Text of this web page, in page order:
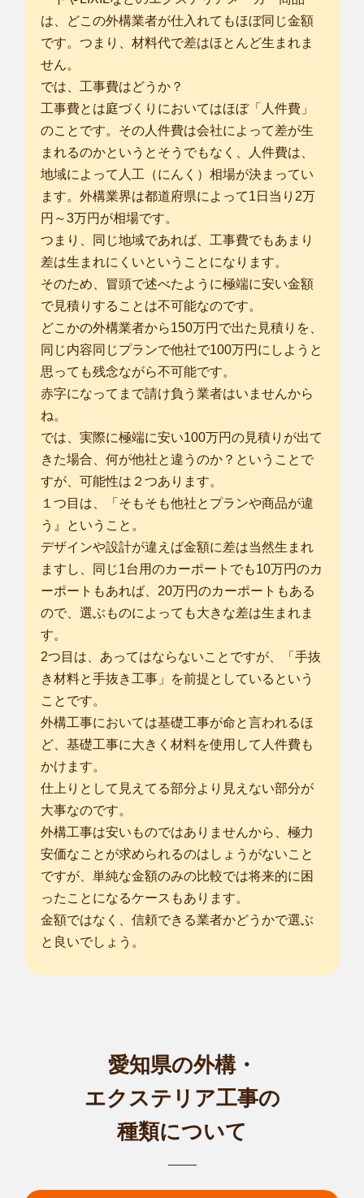
は、どこの外構業者が仕入れてもほぼ同じ金額
です。つまり、材料代で差はほとんど生まれま
せん。
では、工事費はどうか？
工事費とは庭づくりにおいてはほぼ「人件費」
のことです。その人件費は会社によって差が生
まれるのかというとそうでもなく、人件費は、
地域によって人工（にんく）相場が決まってい
ます。外構業界は都道府県によって1日当り2万
円～3万円が相場です。
つまり、同じ地域であれば、工事費でもあまり
差は生まれにくいということになります。
そのため、冒頭で述べたように極端に安い金額
で見積りすることは不可能なのです。
どこかの外構業者から150万円で出た見積りを、
同じ内容同じプランで他社で100万円にしようと
思っても残念ながら不可能です。
赤字になってまで請け負う業者はいませんから
ね。
では、実際に極端に安い100万円の見積りが出て
きた場合、何が他社と違うのか？ということで
すが、可能性は２つあります。
１つ目は、「そもそも他社とプランや商品が違
う』ということ。
デザインや設計が違えば金額に差は当然生まれ
ますし、同じ1台用のカーポートでも10万円のカ
ーポートもあれば、20万円のカーポートもある
ので、選ぶものによっても大きな差は生まれま
す。
2つ目は、あってはならないことですが、「手抜
き材料と手抜き工事」を前提としているという
ことです。
外構工事においては基礎工事が命と言われるほ
ど、基礎工事に大きく材料を使用して人件費も
かけます。
仕上りとして見えてる部分より見えない部分が
大事なのです。
外構工事は安いものではありませんから、極力
安価なことが求められるのはしょうがないこと
ですが、単純な金額のみの比較では将来的に困
ったことになるケースもあります。
金額ではなく、信頼できる業者かどうかで選ぶ
と良いでしょう。
愛知県の外構・
エクステリア工事の
種類について